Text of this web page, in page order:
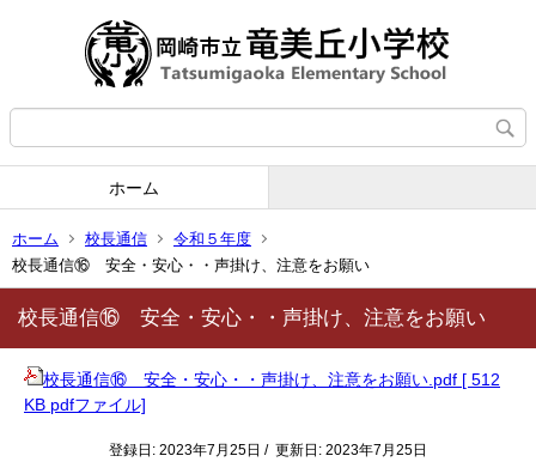
ホーム
ホーム 校長通信
令和５年度
校長通信⑯ 安全・安心・・声掛け、注意をお願い
校長通信⑯ 安全・安心・・声掛け、注意をお願い
校長通信⑯ 安全・安心・・声掛け、注意をお願い.pdf [ 512
KB pdfファイル]
登録日: 2023年7月25日 / 更新日: 2023年7月25日